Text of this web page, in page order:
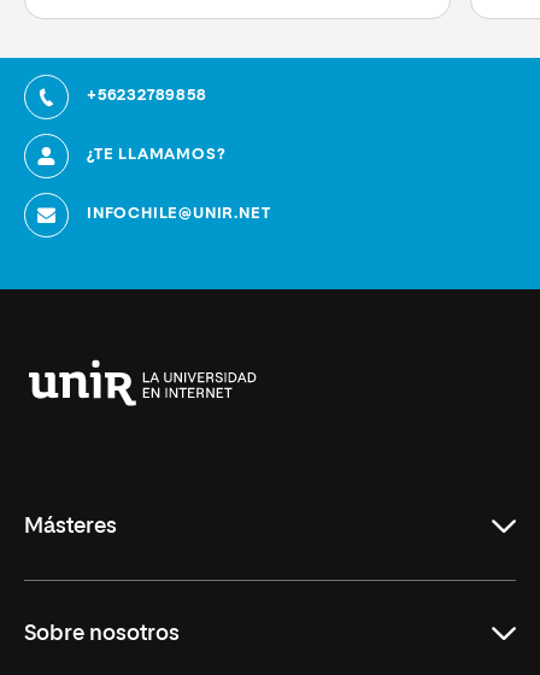
+56232789858
¿TE LLAMAMOS?
INFOCHILE@UNIR.NET
Másteres
Derecho
Sobre nosotros